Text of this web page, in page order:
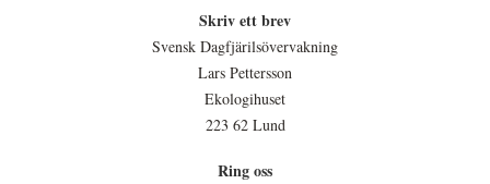
Skriv ett brev
Svensk Dagfjärilsövervakning
Lars Pettersson
Ekologihuset
223 62 Lund
Ring oss